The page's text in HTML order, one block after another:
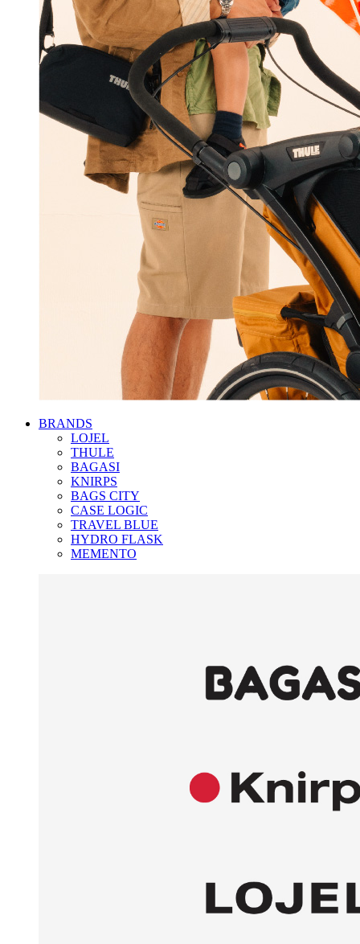
BRANDS
LOJEL
THULE
BAGASI
KNIRPS
BAGS CITY
CASE LOGIC
TRAVEL BLUE
HYDRO FLASK
MEMENTO